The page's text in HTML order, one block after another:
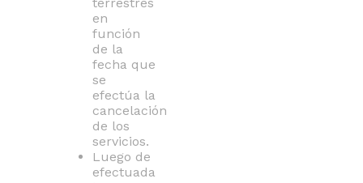
en
función
de la
fecha que
se
efectúa la
cancelación
de los
servicios.
Luego de
efectuada